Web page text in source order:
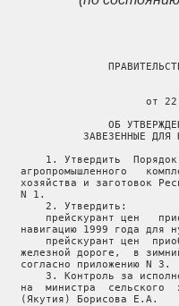
от
ОБ
ЗАВЕЗЕННЫЕ ДЛЯ
1. Утвердить
агропромышленного
хозяйства и заготовок
   N 1.
       2. Утвердить:
прейскурант цен
навигацию 1999 года для
прейскурант цен
железной дороге,  в
   согласно приложению N 3.
3. Контроль за
на  министра  сельского
   (Якутия) Борисова Е.А.